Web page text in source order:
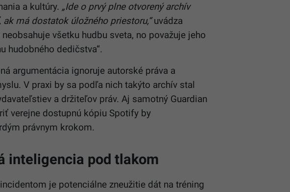
a kultúry. „Ide o prvý plne otvorený archív
má dostatok úložného priestoru,“uvádza
všetku hudbu sveta, no považuje jeho
hudobného dedičstva“.
argumentácia ignoruje autorské práva a
V praxi by sa podľa nich takýto archív stal
a držiteľov práv. Aj samotný Guardian
verejne dostupnú kópiu Spotify by
právnym krokom.
inteligencia pod tlakom
je potenciálne zneužitie dát na tréning